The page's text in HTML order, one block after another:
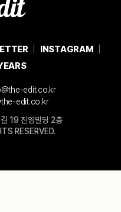
INSTAGRAM
edit.co.kr
edit.co.kr
19 진영빌딩 2층
RESERVED.